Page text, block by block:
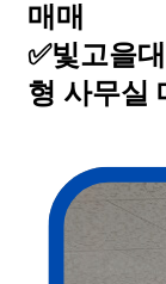
매매
✅빛고을
형 사무실